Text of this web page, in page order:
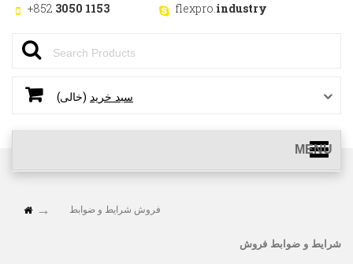
+852 3050 1153 flexpro.industry
سبد خرید (خالی)
MENU
فروش شرایط و ضوابط
شرایط و ضوابط فروش